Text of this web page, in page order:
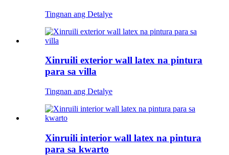
Tingnan ang Detalye
Xinruili exterior wall latex na pintura
para sa villa
Tingnan ang Detalye
Xinruili interior wall latex na pintura
para sa kwarto